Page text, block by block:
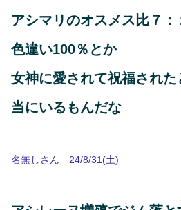
アシマリのオスメス比７
色違い100％とか
女神に愛されて祝福され
当にいるもんだな
名無しさん 24/8/31(土)